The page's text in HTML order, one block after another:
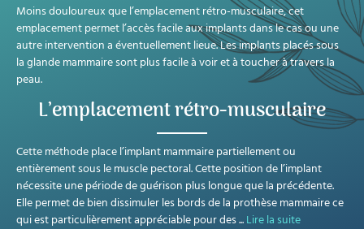
Moins douloureux que l’emplacement rétro-musculaire, cet
emplacement permet l’accès facile aux implants dans le cas ou une
autre intervention a éventuellement lieue. Les implants placés sous
la glande mammaire sont plus facile à voir et à toucher à travers la
peau.
L’emplacement rétro-musculaire
Cette méthode place l’implant mammaire partiellement ou
entièrement sous le muscle pectoral. Cette position de l’implant
nécessite une période de guérison plus longue que la précédente.
Elle permet de bien dissimuler les bords de la prothèse mammaire ce
qui est particulièrement appréciable pour des...Lire la suite